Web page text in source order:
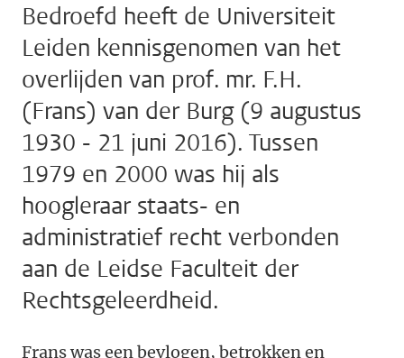
Bedroefd heeft de Universiteit
Leiden kennisgenomen van het
overlijden van prof. mr. F.H.
(Frans) van der Burg (9 augustus
1930 - 21 juni 2016). Tussen
1979 en 2000 was hij als
hoogleraar staats- en
administratief recht verbonden
aan de Leidse Faculteit der
Rechtsgeleerdheid.
Frans was een bevlogen, betrokken en